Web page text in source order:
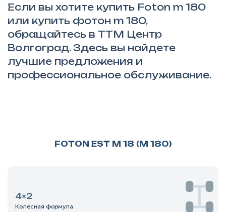
Если вы хотите купить Foton m 180
или купить фотон m 180,
обращайтесь в ТТМ Центр
Волгоград. Здесь вы найдете
лучшие предложения и
профессиональное обслуживание.
FOTON EST M 18 (M 180)
4×2
Колесная формула